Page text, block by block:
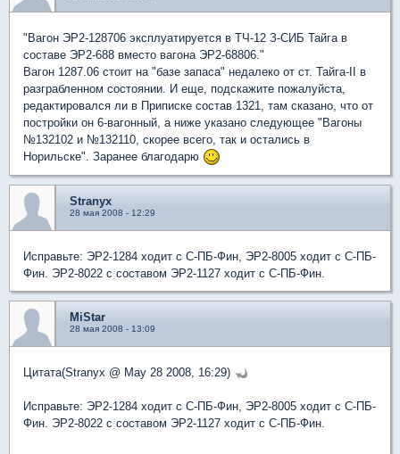
"Вагон ЭР2-128706 эксплуатируется в ТЧ-12 З-СИБ Тайга в
составе ЭР2-688 вместо вагона ЭР2-68806."
Вагон 1287.06 стоит на "базе запаса" недалеко от ст. Тайга-II в
разграбленном состоянии. И еще, подскажите пожалуйста,
редактировался ли в Приписке состав 1321, там сказано, что от
постройки он 6-вагонный, а ниже указано следующее "Вагоны
№132102 и №132110, скорее всего, так и остались в
Норильске". Заранее благодарю
Stranyx
28 мая 2008 - 12:29
Исправьте: ЭР2-1284 ходит с С-ПБ-Фин, ЭР2-8005 ходит с С-ПБ-
Фин. ЭР2-8022 с составом ЭР2-1127 ходит с С-ПБ-Фин.
MiStar
28 мая 2008 - 13:09
Цитата(Stranyx @ May 28 2008, 16:29)
Исправьте: ЭР2-1284 ходит с С-ПБ-Фин, ЭР2-8005 ходит с С-ПБ-
Фин. ЭР2-8022 с составом ЭР2-1127 ходит с С-ПБ-Фин.